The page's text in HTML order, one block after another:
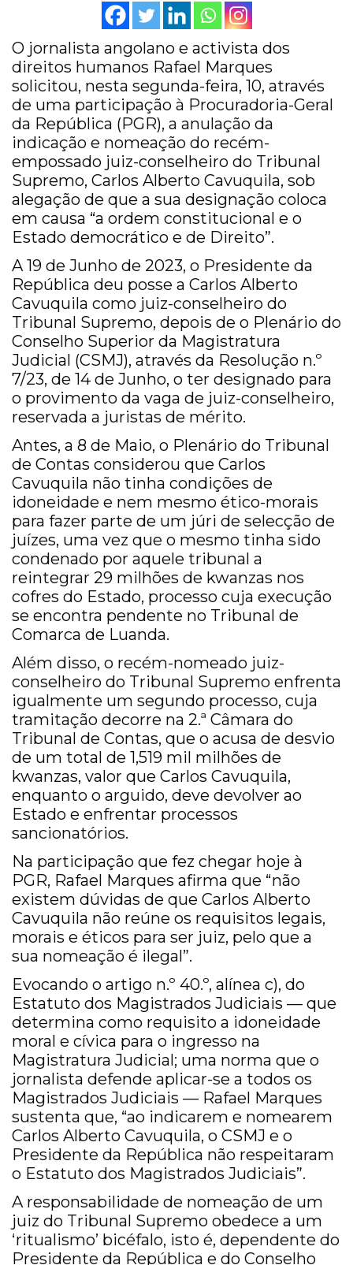
O jornalista angolano e activista dos
direitos humanos Rafael Marques
solicitou, nesta segunda-feira, 10, através
de uma participação à Procuradoria-Geral
da República (PGR), a anulação da
indicação e nomeação do recém-
empossado juiz-conselheiro do Tribunal
Supremo, Carlos Alberto Cavuquila, sob
alegação de que a sua designação coloca
em causa “a ordem constitucional e o
Estado democrático e de Direito”.
A 19 de Junho de 2023, o Presidente da
República deu posse a Carlos Alberto
Cavuquila como juiz-conselheiro do
Tribunal Supremo, depois de o Plenário do
Conselho Superior da Magistratura
Judicial (CSMJ), através da Resolução n.º
7/23, de 14 de Junho, o ter designado para
o provimento da vaga de juiz-conselheiro,
reservada a juristas de mérito.
Antes, a 8 de Maio, o Plenário do Tribunal
de Contas considerou que Carlos
Cavuquila não tinha condições de
idoneidade e nem mesmo ético-morais
para fazer parte de um júri de selecção de
juízes, uma vez que o mesmo tinha sido
condenado por aquele tribunal a
reintegrar 29 milhões de kwanzas nos
cofres do Estado, processo cuja execução
se encontra pendente no Tribunal de
Comarca de Luanda.
Além disso, o recém-nomeado juiz-
conselheiro do Tribunal Supremo enfrenta
igualmente um segundo processo, cuja
tramitação decorre na 2.ª Câmara do
Tribunal de Contas, que o acusa de desvio
de um total de 1,519 mil milhões de
kwanzas, valor que Carlos Cavuquila,
enquanto o arguido, deve devolver ao
Estado e enfrentar processos
sancionatórios.
Na participação que fez chegar hoje à
PGR, Rafael Marques afirma que “não
existem dúvidas de que Carlos Alberto
Cavuquila não reúne os requisitos legais,
morais e éticos para ser juiz, pelo que a
sua nomeação é ilegal”.
Evocando o artigo n.º 40.º, alínea c), do
Estatuto dos Magistrados Judiciais — que
determina como requisito a idoneidade
moral e cívica para o ingresso na
Magistratura Judicial; uma norma que o
jornalista defende aplicar-se a todos os
Magistrados Judiciais — Rafael Marques
sustenta que, “ao indicarem e nomearem
Carlos Alberto Cavuquila, o CSMJ e o
Presidente da República não respeitaram
o Estatuto dos Magistrados Judiciais”.
A responsabilidade de nomeação de um
juiz do Tribunal Supremo obedece a um
‘ritualismo’ bicéfalo, isto é, dependente do
Presidente da República e do Conselho